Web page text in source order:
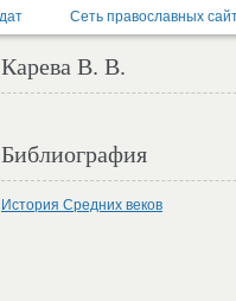
Карева В. В.
Библиография
История Средних веков